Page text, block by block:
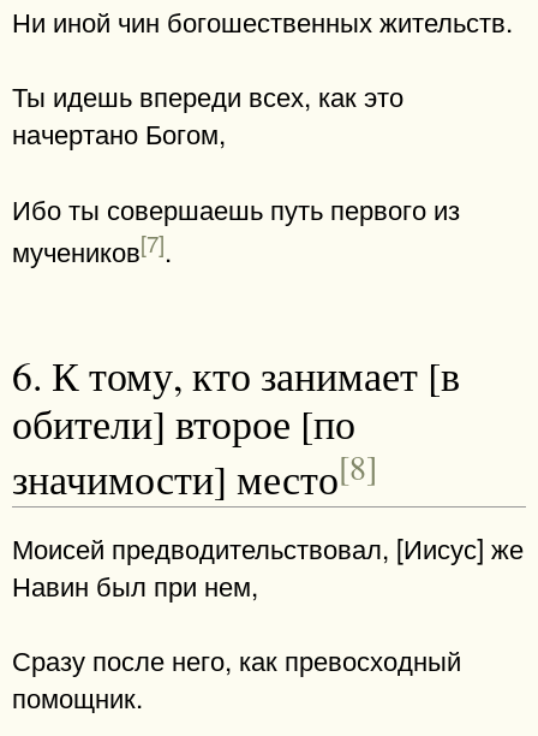
Ни иной чин богошественных жительств.
Ты идешь впереди всех, как это
начертано Богом,
Ибо ты совершаешь путь первого из
мучеников[7].
6. К тому, кто занимает [в
обители] второе [по
значимости] место[8]
Моисей предводительствовал, [Иисус] же
Навин был при нем,
Сразу после него, как превосходный
помощник.